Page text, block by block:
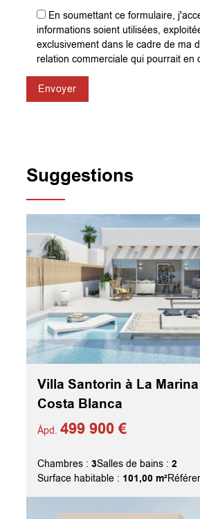
En soumettant ce formulaire,
informations soient utilisées,
exclusivement dans le cadre de ma
relation commerciale qui pourrait en
Envoyer
Suggestions
Villa Santorin à La
Costa Blanca
Àpd.499 900 €
Chambres :3Salles de bains :2
Surface habitable : 101,00 m²